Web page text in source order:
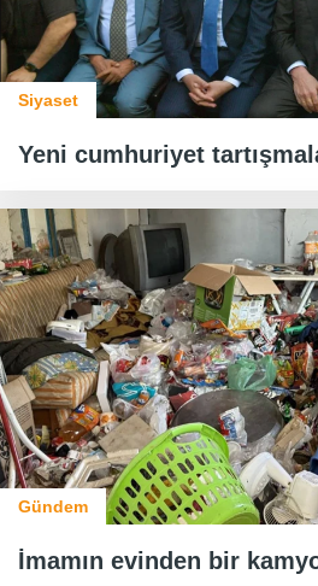
Siyaset
Yeni cumhuriyet
Gündem
İmamın evinden bir